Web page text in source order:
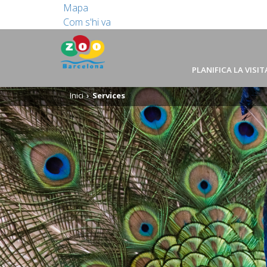
Mapa
Com s'hi va
PLANIFICA LA
Inici Services